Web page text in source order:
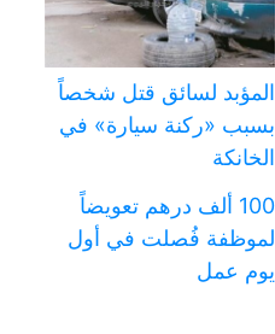
المؤبد لسائق قتل شخصاً
بسبب «ركنة سيارة» في
الخانكة
100 ألف درهم تعويضاً
لموظفة فُصلت في أول
يوم عمل